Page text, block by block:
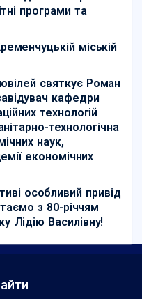
програми та
міській
святкує Роман
кафедри
технологій
технологічна
наук,
економічних
особливий привід
з 80-річчям
Лідію Василівну!